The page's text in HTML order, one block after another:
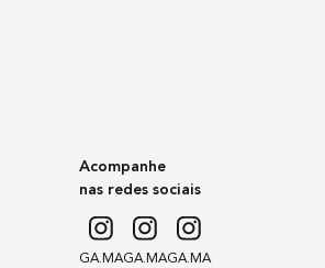
Acompanhe
nas redes sociais
GA.MAGA.MAGA.MA